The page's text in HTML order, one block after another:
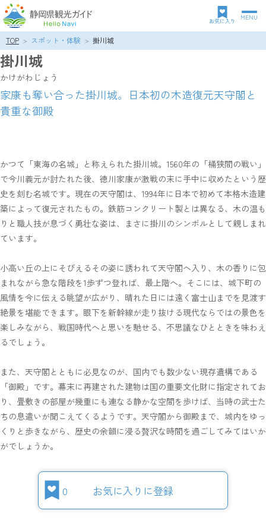
グ
ロ
ビ
ン
お気に入り MENU
パ
ン
ク
ズ
リ
ス
TOP スポット・体験 掛川城
掛川城
かけがわじょう
家康も奪い合った掛川城。日本初の木造復元天守閣と
貴重な御殿
かつて「東海の名城」と称えられた掛川城。1560年の「桶狭間の戦い」
で今川義元が討たれた後、徳川家康が激戦の末に手中に収めたという歴
史を刻む名城です。現在の天守閣は、1994年に日本で初めて本格木造建
築によって復元されたもの。鉄筋コンクリート製とは異なる、木の温も
りと職人技が息づく勇壮な姿は、まさに掛川のシンボルとして親しまれ
ています。
小高い丘の上にそびえるその姿に誘われて天守閣へ入り、木の香りに包
まれながら急な階段を1歩ずつ登れば、最上階へ。そこには、城下町の
風情を今に伝える眺望が広がり、晴れた日には遠く富士山までを見渡す
絶景を堪能できます。眼下を新幹線が走り抜ける現代ならではの景色を
楽しみながら、戦国時代へと思いを馳せる、不思議なひとときを味わえ
るでしょう。
また、天守閣とともに必見なのが、国内でも数少ない現存遺構である
「御殿」です。幕末に再建された建物は国の重要文化財に指定されてお
り、畳敷きの部屋が幾重にも連なる静かな空間を歩けば、当時の武士た
ちの息遣いが聞こえてくるようです。天守閣から御殿まで、城内をゆっ
くりと歩きながら、歴史の余韻に浸る贅沢な時間を過ごしてみてはいか
がでしょうか。
0 お気に入りに登録